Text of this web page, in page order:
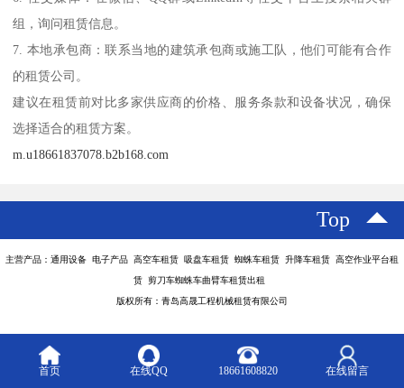
组，询问租赁信息。
7. 本地承包商：联系当地的建筑承包商或施工队，他们可能有合作
的租赁公司。
建议在租赁前对比多家供应商的价格、服务条款和设备状况，确保
选择适合的租赁方案。
m.u18661837078.b2b168.com
Top
主营产品：通用设备 电子产品 高空车租赁 吸盘车租赁 蜘蛛车租赁 升降车租赁 高空作业平台租
赁 剪刀车蜘蛛车曲臂车租赁出租
版权所有：青岛高晟工程机械租赁有限公司
首页 在线QQ 18661608820 在线留言